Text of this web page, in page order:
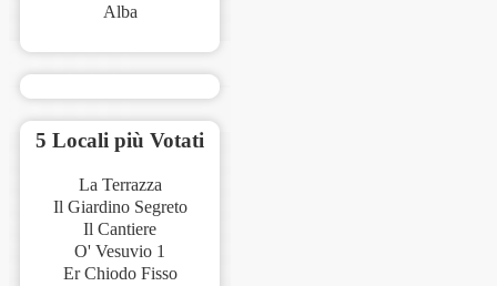
Alba
5 Locali più Votati
La Terrazza
Il Giardino Segreto
Il Cantiere
O' Vesuvio 1
Er Chiodo Fisso